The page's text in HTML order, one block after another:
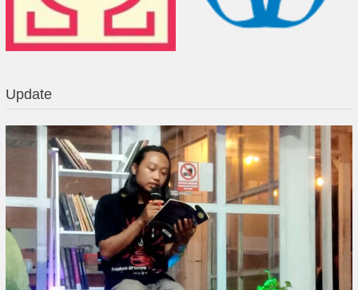
Update